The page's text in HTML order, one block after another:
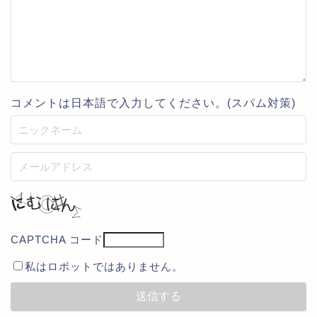
コメントは日本語で入力してください。(スパム対策)
CAPTCHA コード
私はロボットではありません。